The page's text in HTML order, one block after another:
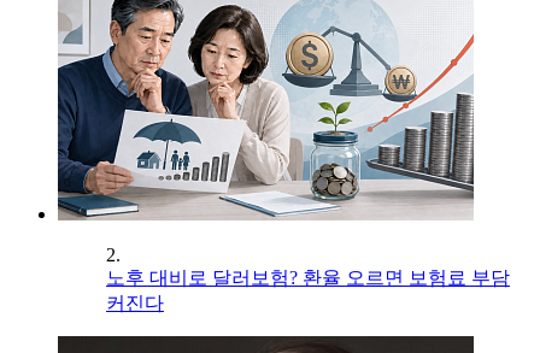
2.
노후 대비로 달러보험? 환율 오르면 보험료 부담
커진다